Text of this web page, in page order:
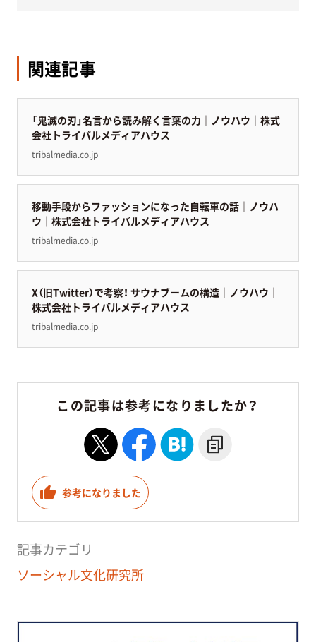
関連記事
「鬼滅の刃」名言から読み解く言葉の力｜ノウハウ｜株式
会社トライバルメディアハウス
tribalmedia.co.jp
移動手段からファッションになった自転車の話｜ノウハ
ウ｜株式会社トライバルメディアハウス
tribalmedia.co.jp
X（旧Twitter）で考察！ サウナブームの構造｜ノウハウ｜
株式会社トライバルメディアハウス
tribalmedia.co.jp
この記事は参考になりましたか？
参考になりました
記事カテゴリ
ソーシャル文化研究所